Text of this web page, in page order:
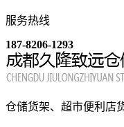
服务热线
187-8206-1293
仓储货架、超市便利店